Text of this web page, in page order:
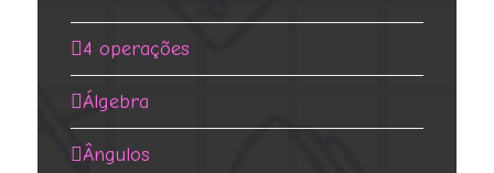
4 operações
Álgebra
Ângulos